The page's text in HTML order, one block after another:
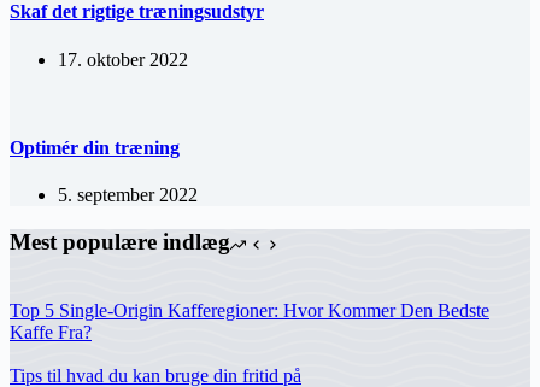
Skaf det rigtige træningsudstyr
17. oktober 2022
Optimér din træning
5. september 2022
Mest populære indlæg
Top 5 Single-Origin Kafferegioner: Hvor Kommer Den Bedste
Kaffe Fra?
Tips til hvad du kan bruge din fritid på